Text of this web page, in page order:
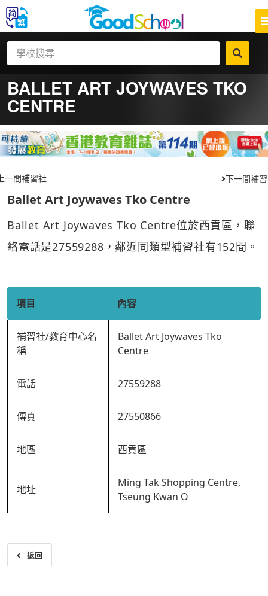
BALLET ART JOYWAVES TKO
CENTRE
一間補習社 下一間補
Ballet Art Joywaves Tko Centre
Ballet Art Joywaves Tko Centre位於西貢區，聯
絡電話是27559288，鄰近同類型補習社有152間。
項目 內容
補習社/教育中心名
稱
Ballet Art Joywaves Tko
Centre
電話 27559288
傳真 27550866
地區 西貢區
地址
Ming Tak Shopping Centre,
Tseung Kwan O
返回